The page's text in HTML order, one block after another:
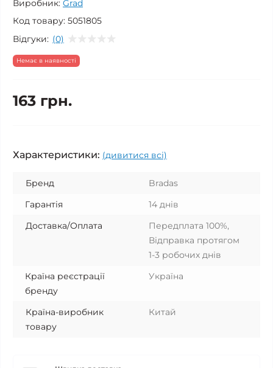
Виробник: Grad
Код товару: 5051805
Відгуки: (0)
Немає в наявності
163 грн.
Характеристики: (дивитися всі)
Бренд
Bradas
Гарантія
14 днів
Доставка/Оплата
Передплата 100%,
Відправка протягом
1-3 робочих днів
Країна реєстрації
бренду
Україна
Країна-виробник
товару
Китай